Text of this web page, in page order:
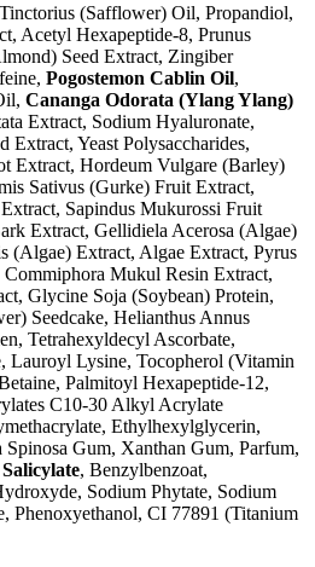
(Safflower) Oil, Propandiol,
Acetyl Hexapeptide-8, Prunus
Seed Extract, Zingiber
Pogostemon Cablin Oil,
Cananga Odorata (Ylang Ylang)
Extract, Sodium Hyaluronate,
Extract, Yeast Polysaccharides,
Extract, Hordeum Vulgare (Barley)
Sativus (Gurke) Fruit Extract,
Sapindus Mukurossi Fruit
Extract, Gellidiela Acerosa (Algae)
(Algae) Extract, Algae Extract, Pyrus
Mukul Resin Extract,
Glycine Soja (Soybean) Protein,
Seedcake, Helianthus Annus
Tetrahexyldecyl Ascorbate,
Lauroyl Lysine, Tocopherol (Vitamin
Palmitoyl Hexapeptide-12,
C10-30 Alkyl Acrylate
Ethylhexylglycerin,
Gum, Xanthan Gum, Parfum,
, Benzylbenzoat,
Sodium Phytate, Sodium
Phenoxyethanol, CI 77891 (Titanium